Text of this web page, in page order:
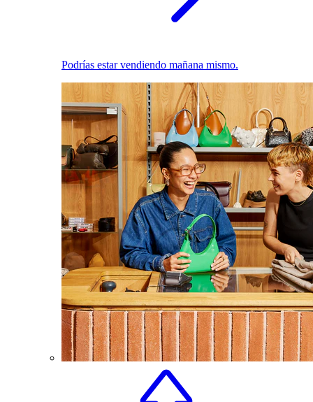
Podrías estar vendiendo mañana mismo.